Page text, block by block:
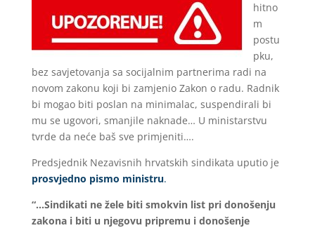
hitno
m
postu
pku,
bez savjetovanja sa socijalnim partnerima radi na
novom zakonu koji bi zamjenio Zakon o radu. Radnik
bi mogao biti poslan na minimalac, suspendirali bi
mu se ugovori, smanjile naknade… U ministarstvu
tvrde da neće baš sve primjeniti….
Predsjednik Nezavisnih hrvatskih sindikata uputio je
prosvjedno pismo ministru.
“…Sindikati ne žele biti smokvin list pri donošenju
zakona i biti u njegovu pripremu i donošenje